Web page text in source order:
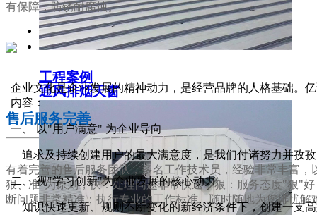
通风排烟天窗
工程案例
有保障，防锈耐腐蚀。
03
售后服务完善
有着完善的售后服务团队，多名工作技术员，经验非常丰富，
狠、准"为原则，快：处理问题非常快速；狠：服务态度"狠"
断问题非常精准；执行专业的工作标准，随时随地为您排忧解
企业文化是企业发展的精神动力，是经营品牌的人格基础。
内容：
一、 以"用户满意" 为企业导向
追求及持续创建用户的最大满意度，是我们付诸努力并孜
二、 视"学习创新"为企业发展的核心动力
知识快速更新、规则不断变化的新经济条件下，创建一支